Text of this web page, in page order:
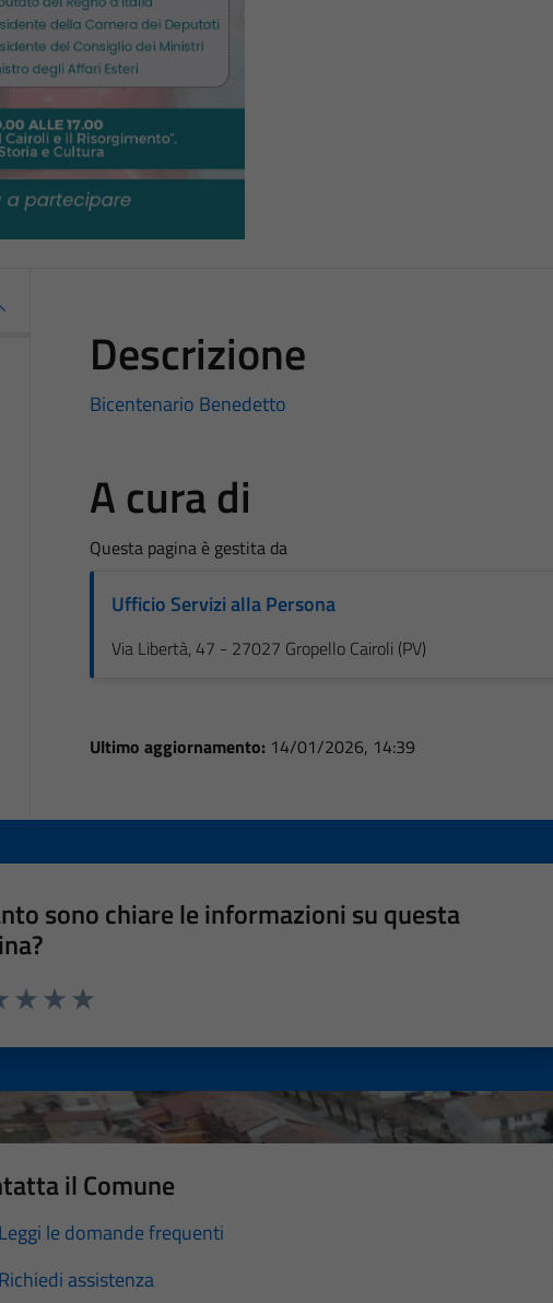
Descrizione
Bicentenario Benedetto
A cura di
Questa pagina è gestita da
Ufficio Servizi alla Persona
Via Libertà, 47 - 27027 Gropello Cairoli (PV)
Ultimo aggiornamento: 14/01/2026, 14:39
sono chiare le informazioni su questa
il Comune
Leggi le domande frequenti
Richiedi assistenza